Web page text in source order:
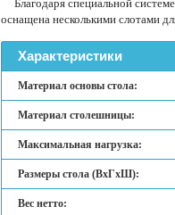
Благодаря специальной
оснащена несколькими слотами
Характеристики
Материал основы стола:
Материал столешницы:
Максимальная нагрузка:
Размеры стола (ВхГхШ):
Вес нетто: